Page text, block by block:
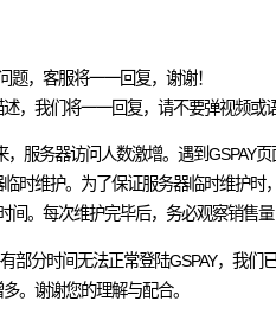
，客服将一一回复，谢谢！
，我们将一一回复，请不要弹视频或
服务器访问人数激增。遇到GSPAY
时维护。为了保证服务器临时维护
。每次维护完毕后，务必观察销售
部分时间无法正常登陆GSPAY，我
。谢谢您的理解与配合。